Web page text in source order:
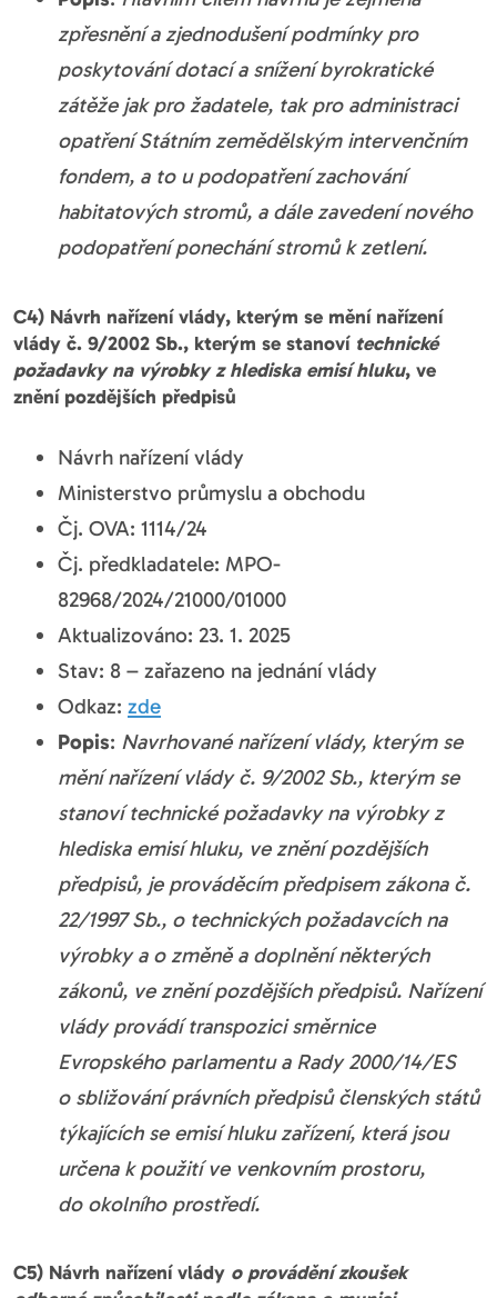
zpřesnění a zjednodušení podmínky pro
poskytování dotací a snížení byrokratické
zátěže jak pro žadatele, tak pro administraci
opatření Státním zemědělským intervenčním
fondem, a to u podopatření zachování
habitatových stromů, a dále zavedení nového
podopatření ponechání stromů k zetlení.
C4) Návrh nařízení vlády, kterým se mění nařízení
vlády č. 9/2002 Sb., kterým se stanoví technické
požadavky na výrobky z hlediska emisí hluku, ve
znění pozdějších předpisů
Návrh nařízení vlády
Ministerstvo průmyslu a obchodu
Čj. OVA: 1114/24
Čj. předkladatele: MPO-
82968/2024/21000/01000
Aktualizováno: 23. 1. 2025
Stav: 8 – zařazeno na jednání vlády
Odkaz: zde
Popis: Navrhované nařízení vlády, kterým se
mění nařízení vlády č. 9/2002 Sb., kterým se
stanoví technické požadavky na výrobky z
hlediska emisí hluku, ve znění pozdějších
předpisů, je prováděcím předpisem zákona č.
22/1997 Sb., o technických požadavcích na
výrobky a o změně a doplnění některých
zákonů, ve znění pozdějších předpisů. Nařízení
vlády provádí transpozici směrnice
Evropského parlamentu a Rady 2000/14/ES
o sbližování právních předpisů členských států
týkajících se emisí hluku zařízení, která jsou
určena k použití ve venkovním prostoru,
do okolního prostředí.
C5) Návrh nařízení vlády o provádění zkoušek